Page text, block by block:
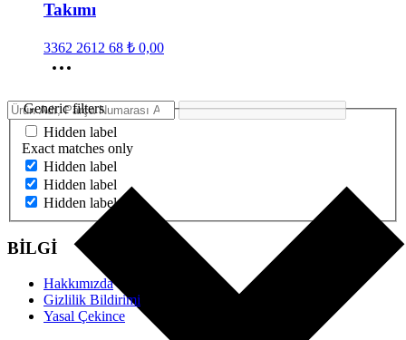
Takımı
3362 2612 68 ₺ 0,00
Generic filters
Hidden label
Exact matches only
Hidden label
Hidden label
Hidden label
BİLGİ
Hakkımızda
Gizlilik Bildirimi
Yasal Çekince